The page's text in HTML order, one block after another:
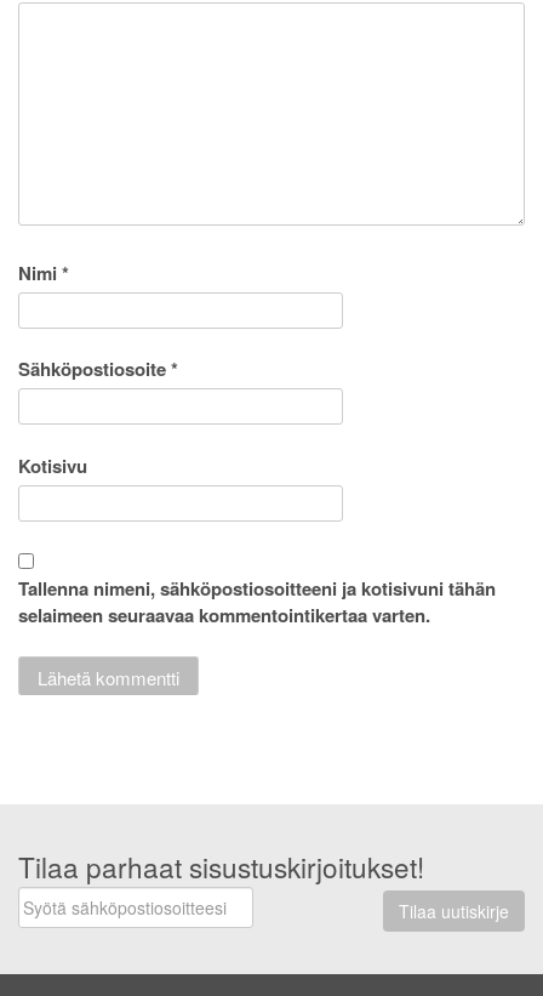
Nimi *
Sähköpostiosoite*
Kotisivu
Tallenna nimeni, sähköpostiosoitteeni ja kotisivuni tähän
selaimeen seuraavaa kommentointikertaa varten.
Tilaa parhaat sisustuskirjoitukset!
Tilaa uutiskirje